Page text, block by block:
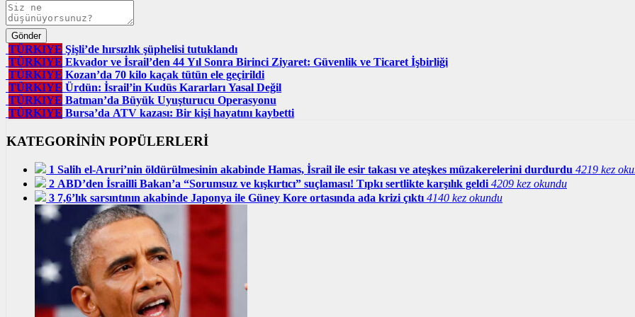
TÜRKIYE Şişli’de hırsızlık şüphelisi tutuklandı
TÜRKIYE Ekvador ve İsrail’den 44 Yıl Sonra Birinci Ziyaret: Güvenlik ve Ticaret İşbirliği
TÜRKIYE Kozan’da 70 kilo kaçak tütün ele geçirildi
TÜRKIYE Ürdün: İsrail’in Kudüs Kararları Yasal Değil
TÜRKIYE Batman’da Büyük Uyuşturucu Operasyonu
TÜRKIYE Bursa’da ATV kazası: Bir kişi hayatını kaybetti
KATEGORİNİN POPÜLERLERİ
1 Salih el-Aruri’nin öldürülmesinin akabinde Hamas, İsrail ile esir takası ve ateşkes müzakerelerini durdurdu 4219 kez
2 ABD’den İsrailli Bakan’a “Sorumsuz ve kışkırtıcı” suçlaması! Tıpkı sertlikte karşılık geldi 4209 kez okundu
3 7,6’lık sarsıntının akabinde Japonya ile Güney Kore ortasında ada krizi çıktı 4140 kez okundu